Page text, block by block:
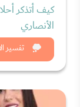
تفسير
كيف أتذكر
الأنصاري